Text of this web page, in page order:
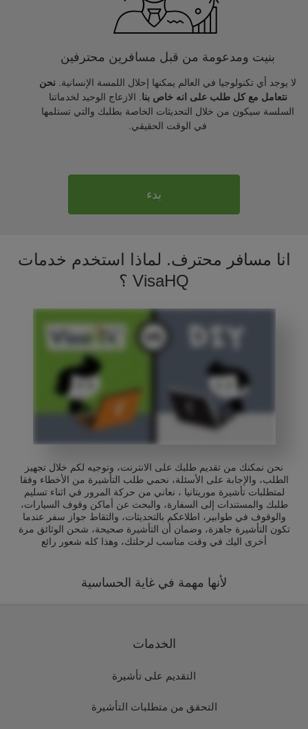
بنيت ومدعومة من قبل مسافرين محترفين
لا يوجد أي تكنولوجيا في العالم يمكنها إحلال اللمسة الإنسانية. نحن
نتعامل مع كل طلب على انه خاص بنا . الازعاج الوحيد لخدماتنا
السلسة سيكون من خلال التحديثات الخاصة بطلبك والتي تستلمها
في الوقت الحقيقي.
بدء
انا مسافر محترف. لماذا استخدم خدمات
VisaHQ ؟
نحن نمكنك من تقديم طلبك على الانترنت، وتوجيه لكم خلال تجهيز
الطلب، والإجابة على الأسئلة، نحمي طلب التأشيرة من الأخطاء وفقا
لمتطلبات تأشيرة موريتانيا ، نعاني من حركة المرور في اثناء تسليم
طلبك والمستندات إلى السفارة، والبحث عن أماكن وقوف السيارات،
والوقوف في طوابير، اطلاعكم بالتحديثات، والتقاط جواز سفر عندما
تكون التأشيرة جاهزة، وضمان أن التأشيرة صحيحة، شحن الوثائق مرة
أخرى اليك في وقت مناسب لرحلتك، وهذا كله شعور رائع
لأنها مهمة في غاية الحساسية
الخدمات
التقديم على تأشيرة
التحقق من متطلبات التأشيرة